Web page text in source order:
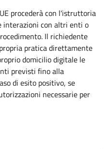
procederà con l'istruttoria
interazioni con altri enti o
Il richiedente
pratica direttamente
domicilio digitale le
previsti fino alla
di esito positivo, se
necessarie per